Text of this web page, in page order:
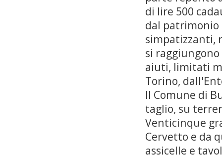
di lire 500
dal patrimonio
simpatizzanti,
si
aiuti, limitati
Torino,
Il Comune di
taglio, su
Venticinque
Cervetto e da
assicelle e